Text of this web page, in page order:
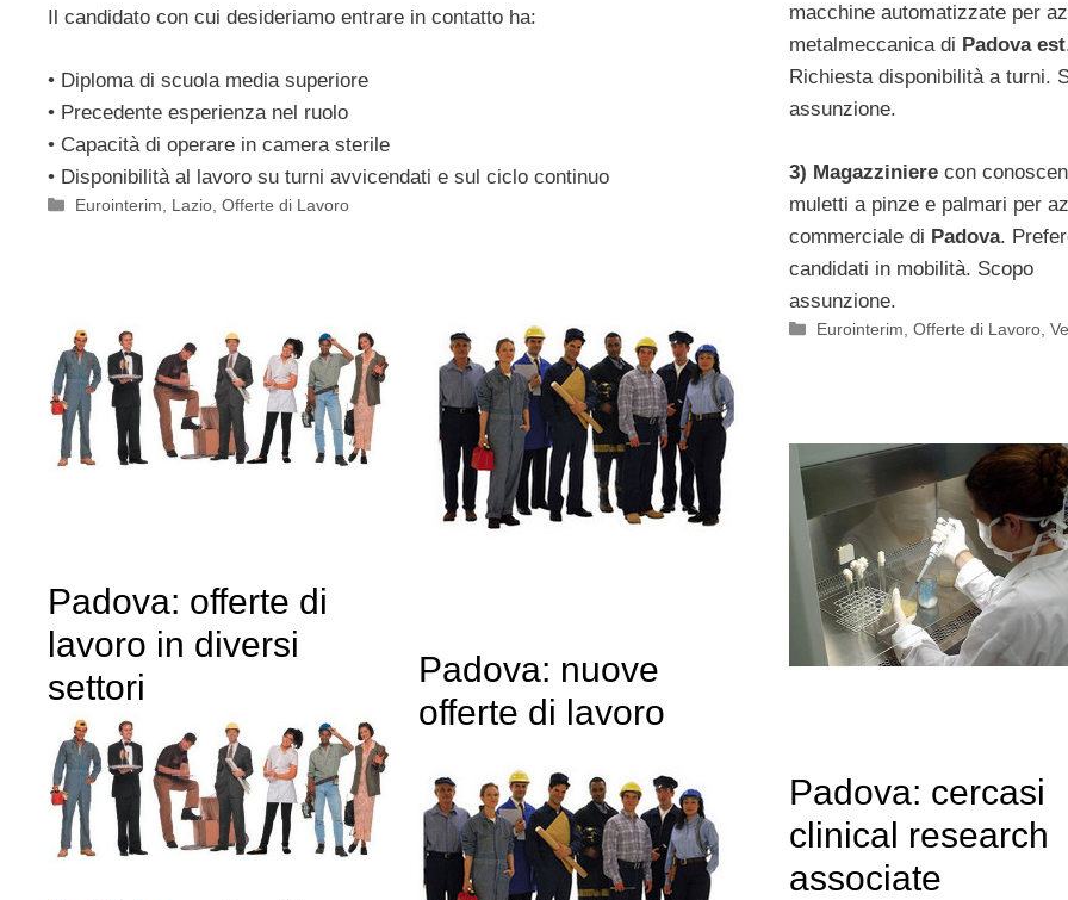
Il candidato con cui desideriamo entrare in contatto ha:
• Diploma di scuola media superiore
• Precedente esperienza nel ruolo
• Capacità di operare in camera sterile
• Disponibilità al lavoro su turni avvicendati e sul ciclo continuo
Categorie
Eurointerim Lazio ,Offerte di Lavoro
macchine automatizzate per
metalmeccanica di Padova est
Richiesta disponibilità a turni.
assunzione.
3) Magazzinierecon
muletti a pinze e palmari per
commerciale di Padova.
candidati in mobilità. Scopo
assunzione.
Categorie
Eurointerim ,Offerte di Lavoro ,
Padova: offerte di
lavoro in diversi
settori
Padova: nuove
offerte di lavoro
Padova: cercasi
clinical research
associate